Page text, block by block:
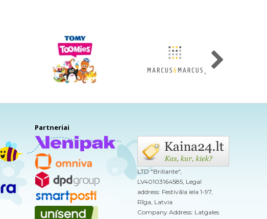
Partneriai
LTD "Brillante",
LV40103164585, Legal
address: Festivāla iela 1-97,
Rīga, Latvia
Company Address: Latgales